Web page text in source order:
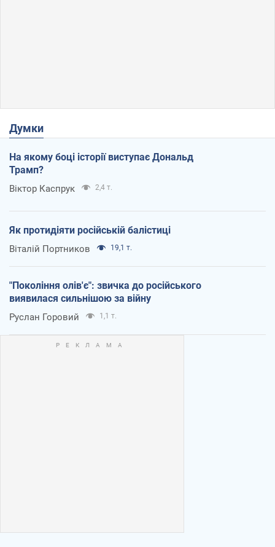
Думки
На якому боці історії виступає Дональд
Трамп?
Віктор Каспрук 2,4 т.
Як протидіяти російській балістиці
Віталій Портников 19,1 т.
"Покоління олів'є": звичка до російського
виявилася сильнішою за війну
Руслан Горовий 1,1 т.